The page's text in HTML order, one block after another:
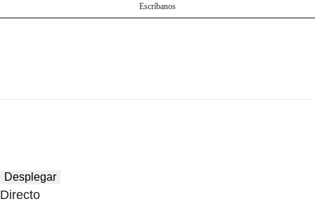
Escríbanos
Desplegar
Directo